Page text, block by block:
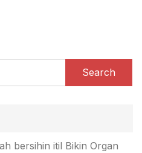
Search
bersihin itil Bikin Organ